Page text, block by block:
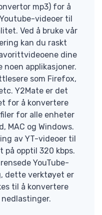
mp3) for å
videoer til
Ved å bruke vår
kan du raskt
dine
applikasjoner.
som Firefox,
Y2Mate er det
for å konvertere
for alle enheter
MAC og Windows.
av YT-videoer til
på opptil 320 kbps.
YouTube-
dette verktøyet er
til å konvertere
nedlastinger.